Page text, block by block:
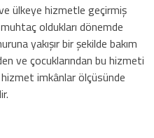
ülkeye hizmetle geçirmiş
muhtaç oldukları dönemde
yakışır bir şekilde bakım
ve çocuklarından bu hizmeti
imkânlar ölçüsünde